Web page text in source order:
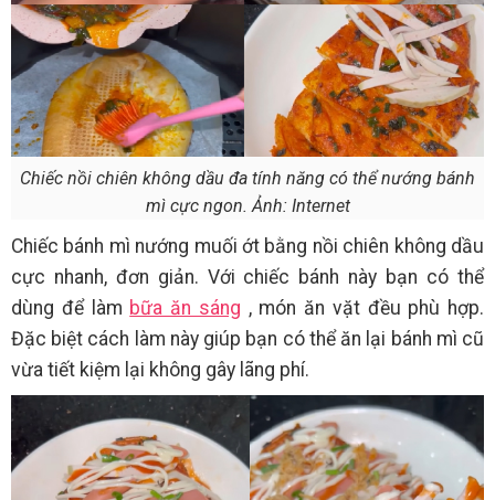
Chiếc nồi chiên không dầu đa tính năng có thể nướng bánh
mì cực ngon. Ảnh: Internet
Chiếc bánh mì nướng muối ớt bằng nồi chiên không dầu
cực nhanh, đơn giản. Với chiếc bánh này bạn có thể
dùng để làm bữa ăn sáng , món ăn vặt đều phù hợp.
Đặc biệt cách làm này giúp bạn có thể ăn lại bánh mì cũ
vừa tiết kiệm lại không gây lãng phí.